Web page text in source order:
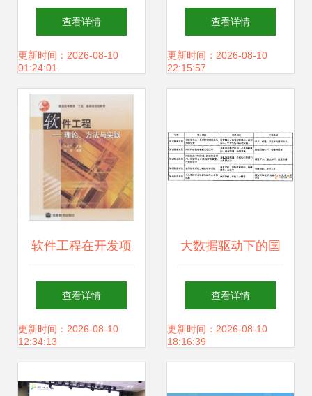
重点研发计划项目
通过综合绩效评
价，引领教育软件
研发新高度
查看详情
更新时间：2026-08-10
01:24:01
等职业教育软件研
究与开发实践——
开发实用教程》配
套教育软件为例
查看详情
更新时间：2026-08-10
22:15:57
软件工程在开发项
目管理中的实践应
用 以教育软件研究
查看详情
更新时间：2026-08-10
12:34:13
大数据驱动下的国
家创新系统重塑 从
技术赋能到生态重
查看详情
更新时间：2026-08-10
18:16:39